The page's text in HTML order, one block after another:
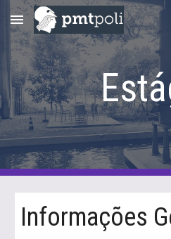
Skip to main content
Informações